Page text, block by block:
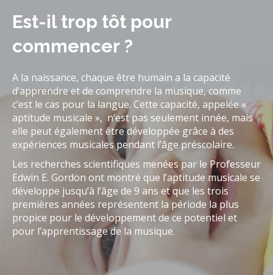
Est-il trop tôt pour
commencer ?
A la naissance, chaque être humain a la capacité
d’apprendre et de comprendre la musique, comme
c’est le cas pour la langue. Cette capacité, appelée «
aptitude musicale », n’est pas seulement innée, mais
elle peut également être développée grâce à des
expériences musicales pendant l’âge préscolaire.
Les recherches scientifiques menées par le Professeur
Edwin E. Gordon ont montré que l’aptitude musicale se
développe jusqu’à l’âge de 9 ans et que les trois
premières années représentent la période la plus
propice pour le développement de ce potentiel et
pour l’apprentissage de la musique.